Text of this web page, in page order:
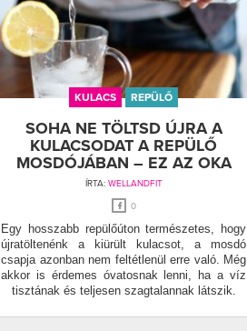
KULACS REPÜLŐ
SOHA NE TÖLTSD ÚJRA A
KULACSODAT A REPÜLŐ
MOSDÓJÁBAN – EZ AZ OKA
ÍRTA: WELLANDFIT
0
Egy hosszabb repülőúton természetes, hogy
újratöltenénk a kiürült kulacsot, a mosdó
csapja azonban nem feltétlenül erre való. Még
akkor is érdemes óvatosnak lenni, ha a víz
tisztának és teljesen szagtalannak látszik.